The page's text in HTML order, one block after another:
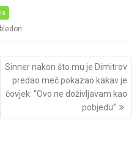
Sinner nakon što mu je Dimitrov
predao meč pokazao kakav je
čovjek: “Ovo ne doživljavam kao
pobjedu”